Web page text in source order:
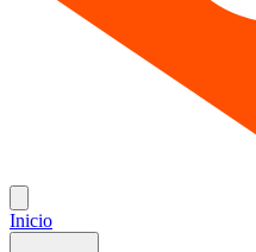
Inicio